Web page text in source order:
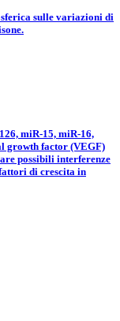
sulle variazioni di
miR-15, miR-16,
growth factor (VEGF)
possibili interferenze
di crescita in